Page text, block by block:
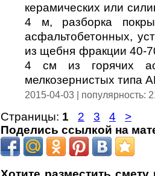
керамических или
4 м, разборка
асфальтобетонных,
из щебня фракции 40-
4 см из горячих
мелкозернистых типа
2015-04-03 | популярность:
Страницы: 1 2 3 4
>
Поделись ссылкой на